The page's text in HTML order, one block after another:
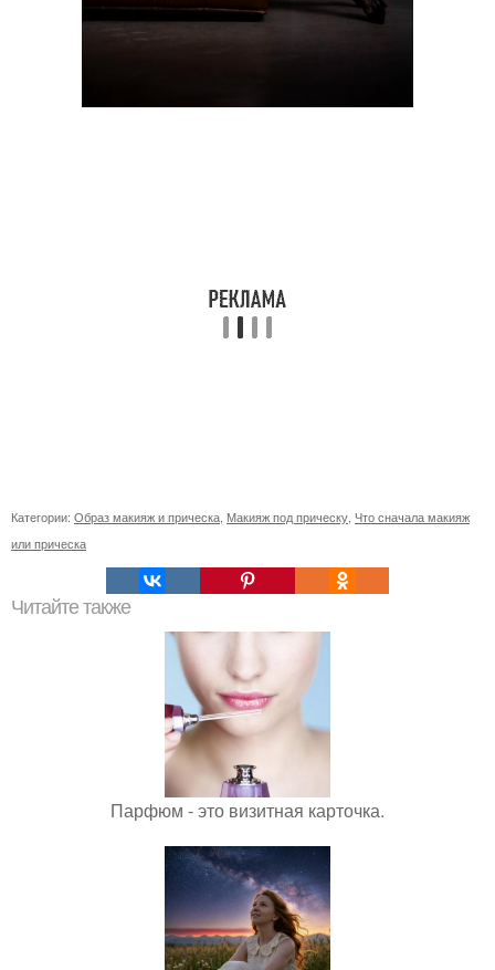
Категории: Образ макияж и прическа Макияж под прическу Что сначала макияж
или прическа
Читайте также
Парфюм - это визитная карточка.